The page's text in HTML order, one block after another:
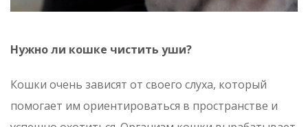
Нужно ли кошке чистить уши?
Кошки очень зависят от своего слуха, который
помогает им ориентироваться в пространстве и